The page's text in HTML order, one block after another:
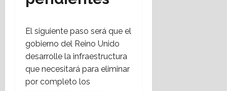
El siguiente paso será que el
gobierno del Reino Unido
desarrolle la infraestructura
que necesitará para eliminar
por completo los